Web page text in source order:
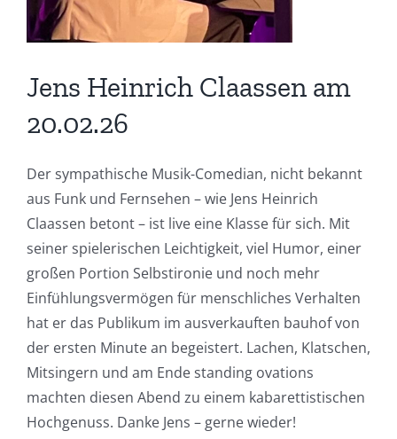
Jens Heinrich Claassen am
20.02.26
Der sympathische Musik-Comedian, nicht bekannt
aus Funk und Fernsehen – wie Jens Heinrich
Claassen betont – ist live eine Klasse für sich. Mit
seiner spielerischen Leichtigkeit, viel Humor, einer
großen Portion Selbstironie und noch mehr
Einfühlungsvermögen für menschliches Verhalten
hat er das Publikum im ausverkauften bauhof von
der ersten Minute an begeistert. Lachen, Klatschen,
Mitsingern und am Ende standing ovations
machten diesen Abend zu einem kabarettistischen
Hochgenuss. Danke Jens – gerne wieder!